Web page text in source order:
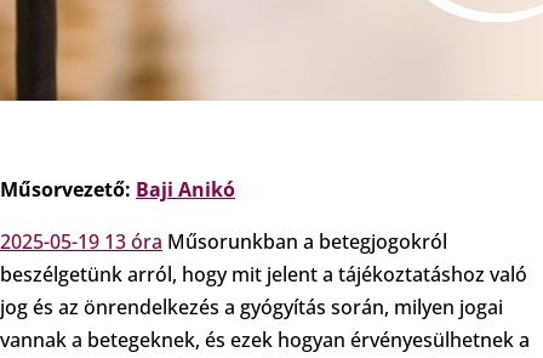
Műsorvezető: Baji Anikó
2025-05-19 13 óra Műsorunkban a betegjogokról
beszélgetünk arról, hogy mit jelent a tájékoztatáshoz való
jog és az önrendelkezés a gyógyítás során, milyen jogai
vannak a betegeknek, és ezek hogyan érvényesülhetnek a